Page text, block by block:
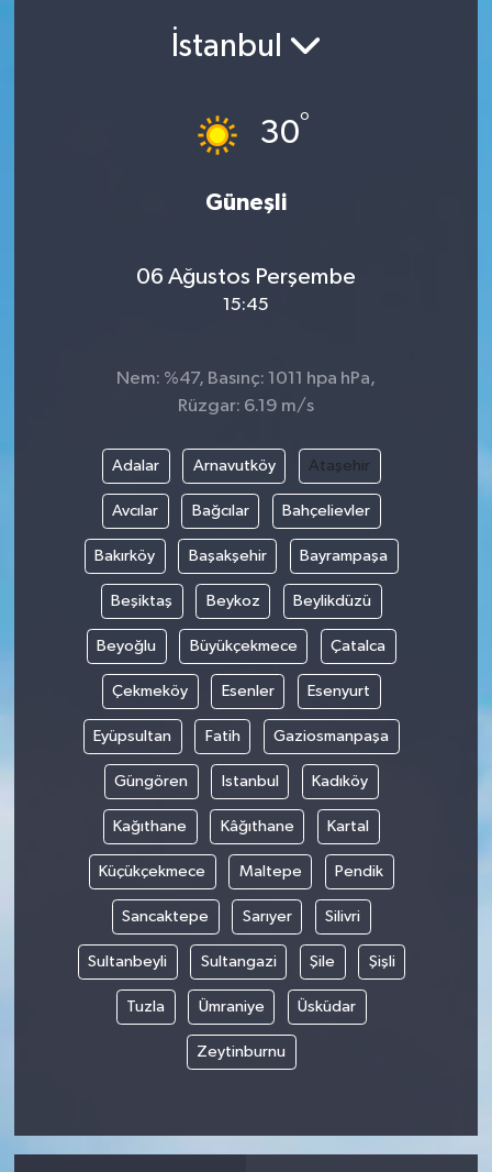
İstanbul
30°
Güneşli
06 Ağustos Perşembe
15:45
Nem: %47, Basınç: 1011 hpa hPa,
Rüzgar: 6.19 m/s
Adalar Arnavutköy Ataşehir
Avcılar Bağcılar Bahçelievler
Bakırköy Başakşehir Bayrampaşa
Beşiktaş Beykoz Beylikdüzü
Beyoğlu Büyükçekmece Çatalca
Çekmeköy Esenler Esenyurt
Eyüpsultan Fatih Gaziosmanpaşa
Güngören Istanbul Kadıköy
Kağıthane Kâğıthane Kartal
Küçükçekmece Maltepe Pendik
Sancaktepe Sarıyer Silivri
Sultanbeyli Sultangazi Şile Şişli
Tuzla Ümraniye Üsküdar
Zeytinburnu